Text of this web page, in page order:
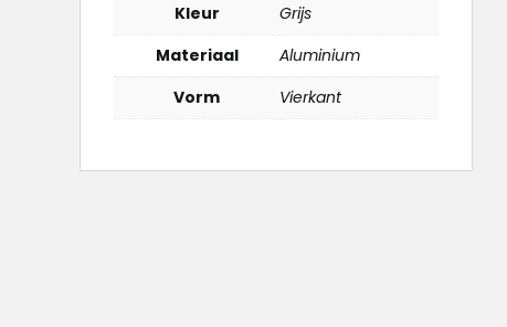
Kleur
Grijs
Materiaal
Aluminium
Vorm
Vierkant